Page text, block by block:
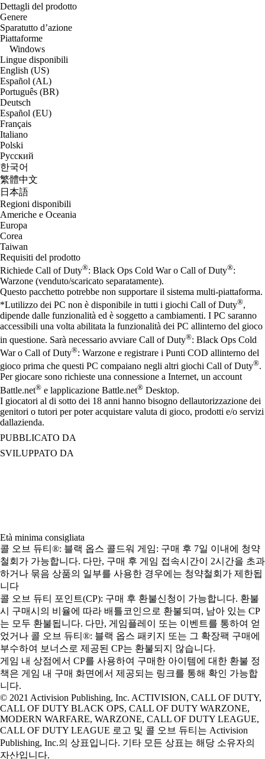
Dettagli del prodotto
Genere
Sparatutto d’azione
Piattaforme
Windows
Lingue disponibili
English (US)
Español (AL)
Português (BR)
Deutsch
Español (EU)
Français
Italiano
Polski
Русский
한국어
繁體中文
日本語
Regioni disponibili
Americhe e Oceania
Europa
Corea
Taiwan
Requisiti del prodotto
Richiede Call of Duty®: Black Ops Cold War o Call of Duty®:
Warzone (venduto/scaricato separatamente).
Questo pacchetto potrebbe non supportare il sistema multi-piattaforma.
*Lutilizzo dei PC non è disponibile in tutti i giochi Call of Duty®,
dipende dalle funzionalità ed è soggetto a cambiamenti. I PC saranno
accessibili una volta abilitata la funzionalità dei PC allinterno del gioco
in questione. Sarà necessario avviare Call of Duty®: Black Ops Cold
War o Call of Duty®: Warzone e registrare i Punti COD allinterno del
gioco prima che questi PC compaiano negli altri giochi Call of Duty®.
Per giocare sono richieste una connessione a Internet, un account
Battle.net® e lapplicazione Battle.net® Desktop.
I giocatori al di sotto dei 18 anni hanno bisogno dellautorizzazione dei
genitori o tutori per poter acquistare valuta di gioco, prodotti e/o servizi
dallazienda.
PUBBLICATO DA
SVILUPPATO DA
Età minima consigliata
콜 오브 듀티®: 블랙 옵스 콜드워 게임: 구매 후 7일 이내에 청약
철회가 가능합니다. 다만, 구매 후 게임 접속시간이 2시간을 초과
하거나 묶음 상품의 일부를 사용한 경우에는 청약철회가 제한됩
니다
콜 오브 듀티 포인트(CP): 구매 후 환불신청이 가능합니다. 환불
시 구매시의 비율에 따라 배틀코인으로 환불되며, 남아 있는 CP
는 모두 환불됩니다. 다만, 게임플레이 또는 이벤트를 통하여 얻
었거나 콜 오브 듀티®: 블랙 옵스 패키지 또는 그 확장팩 구매에
부수하여 보너스로 제공된 CP는 환불되지 않습니다.
게임 내 상점에서 CP를 사용하여 구매한 아이템에 대한 환불 정
책은 게임 내 구매 화면에서 제공되는 링크를 통해 확인 가능합
니다.
© 2021 Activision Publishing, Inc. ACTIVISION, CALL OF DUTY,
CALL OF DUTY BLACK OPS, CALL OF DUTY WARZONE,
MODERN WARFARE, WARZONE, CALL OF DUTY LEAGUE,
CALL OF DUTY LEAGUE 로고 및 콜 오브 듀티는 Activision
Publishing, Inc.의 상표입니다. 기타 모든 상표는 해당 소유자의
자산입니다.